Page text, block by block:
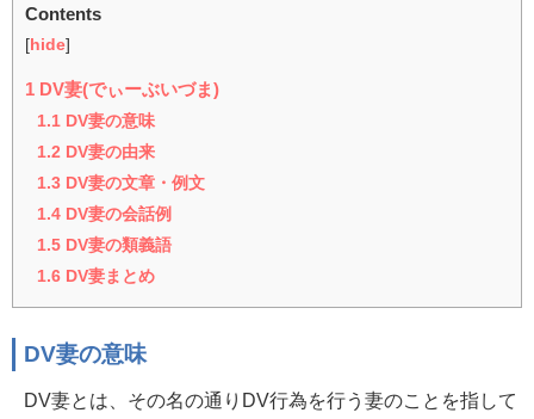
Contents
[ hide]
1 DV妻(でぃーぶいづま)
1.1 DV妻の意味
1.2 DV妻の由来
1.3 DV妻の文章・例文
1.4 DV妻の会話例
1.5 DV妻の類義語
1.6 DV妻まとめ
DV妻の意味
DV妻とは、その名の通りDV行為を行う妻のことを指して